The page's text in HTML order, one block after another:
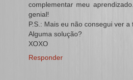
complementar meu
genial!
P.S.: Mais eu não consegui ver a
Alguma solução?
XOXO
Responder